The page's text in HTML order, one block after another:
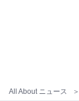
All About ニュース